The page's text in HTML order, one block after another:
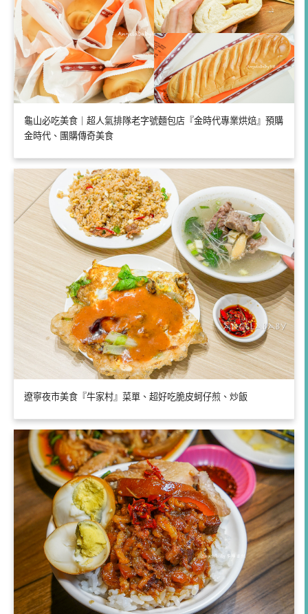
龜山必吃美食｜超人氣排隊老字號麵包店『金時代專業烘焙』預購
金時代、團購傳奇美食
遼寧夜市美食『牛家村』菜單、超好吃脆皮蚵仔煎、炒飯